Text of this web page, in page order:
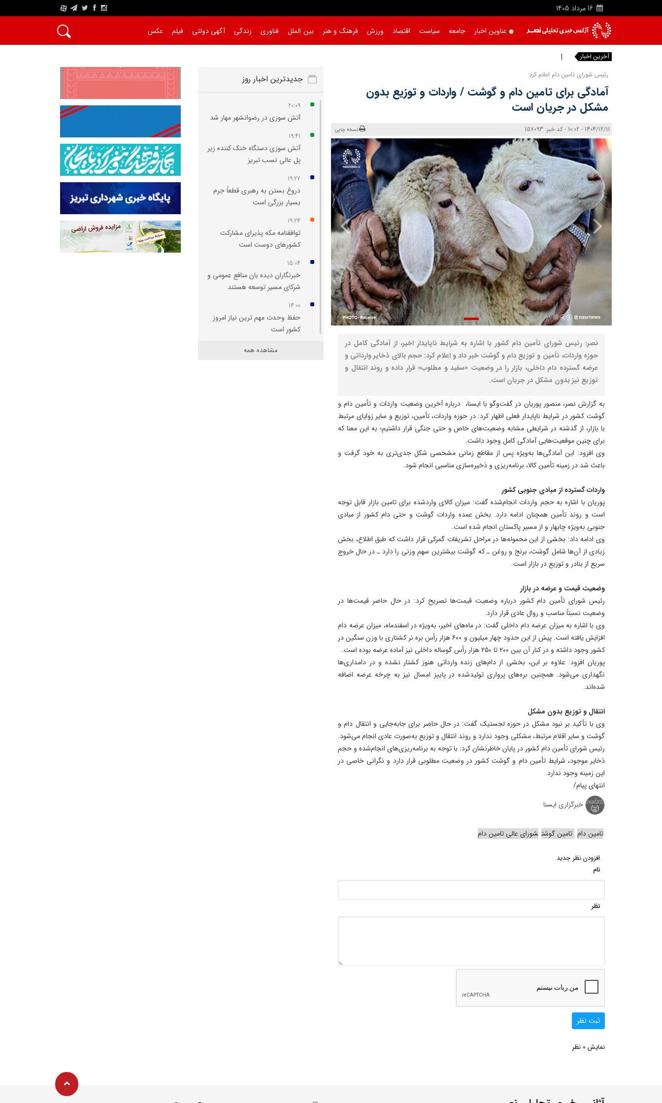
16 مرداد 1405
A
عناوین اخبار جامعه سیاست اقتصاد ورزش فرهنگ و هنر بین الملل فناوری زندگی آگهی دولتی فیلم عکس
آخرین اخبار آتش سوزی
رئیس شورای تامین دام اعلام کرد:
آمادگی برای تامین دام و گوشت / واردات و توزیع بدون
مشکل در جریان است
1404/12/11 - 10:02 - کد خبر: 157093 نسخه چاپی
نصر: رئیس شورای تأمین دام کشور با اشاره به شرایط ناپایدار اخیر، از آمادگی کامل در
حوزه واردات، تأمین و توزیع دام و گوشت خبر داد و اعلام کرد: حجم بالای ذخایر وارداتی و
عرضه گسترده دام داخلی، بازار را در وضعیت «سفید و مطلوب» قرار داده و روند انتقال و
توزیع نیز بدون مشکل در جریان است.
به گزارش نصر، منصور پوریان در گفت‌وگو با ایسنا، درباره آخرین وضعیت واردات و تأمین دام و
گوشت کشور در شرایط ناپایدار فعلی اظهار کرد: در حوزه واردات، تأمین، توزیع و سایر زوایای مرتبط
با بازار، از گذشته در شرایطی مشابه وضعیت‌های خاص و حتی جنگی قرار داشتیم؛ به این معنا که
برای چنین موقعیت‌هایی آمادگی کامل وجود داشت.
وی افزود: این آمادگی‌ها به‌ویژه پس از مقاطع زمانی مشخصی شکل جدی‌تری به خود گرفت و
باعث شد در زمینه تأمین کالا، برنامه‌ریزی و ذخیره‌سازی مناسبی انجام شود.
واردات گسترده از مبادی جنوبی کشور
پوریان با اشاره به حجم واردات انجام‌شده گفت: میزان کالای واردشده برای تامین بازار قابل توجه
است و روند تأمین همچنان ادامه دارد. بخش عمده واردات گوشت و حتی دام کشور از مبادی
جنوبی به‌ویژه چابهار و از مسیر پاکستان انجام شده است.
وی ادامه داد: بخشی از این محموله‌ها در مراحل تشریفات گمرکی قرار داشت که طبق اطلاع، بخش
زیادی از آن‌ها شامل گوشت، برنج و روغن ـ که گوشت بیشترین سهم وزنی را دارد ـ در حال خروج
سریع از بنادر و توزیع در بازار است.
وضعیت قیمت و عرضه در بازار
رئیس شورای تأمین دام کشور درباره وضعیت قیمت‌ها تصریح کرد: در حال حاضر قیمت‌ها در
وضعیت نسبتاً مناسب و روال عادی قرار دارد.
وی با اشاره به میزان عرضه دام داخلی گفت: در ماه‌های اخیر، به‌ویژه در اسفندماه، میزان عرضه دام
افزایش یافته است. پیش از این حدود چهار میلیون و ۶۰۰ هزار رأس بره نر کشتاری با وزن سنگین در
کشور وجود داشته و در کنار آن بین ۲۰۰ تا ۲۵۰ هزار رأس گوساله داخلی نیز آماده عرضه بوده است.
پوریان افزود: علاوه بر این، بخشی از دام‌های زنده وارداتی هنوز کشتار نشده و در دامداری‌ها
نگهداری می‌شود. همچنین بره‌های پرواری تولیدشده در پاییز امسال نیز به چرخه عرضه اضافه
شده‌اند.
انتقال و توزیع بدون مشکل
وی با تأکید بر نبود مشکل در حوزه لجستیک گفت: در حال حاضر برای جابه‌جایی و انتقال دام و
گوشت و سایر اقلام مرتبط، مشکلی وجود ندارد و روند انتقال و توزیع به‌صورت عادی انجام می‌شود.
رئیس شورای تأمین دام کشور در پایان خاطرنشان کرد: با توجه به برنامه‌ریزی‌های انجام‌شده و حجم
ذخایر موجود، شرایط تأمین دام و گوشت کشور در وضعیت مطلوبی قرار دارد و نگرانی خاصی در
این زمینه وجود ندارد.
انتهای پیام/
خبرگزاری ایسنا
تامین دام تامین گوشت شورای عالی تامین دام
افزودن نظر جدید
نام
نظر
ثبت نظر
نمایش 0 نظر
جدیدترین اخبار روز
20:09
آتش سوزی در رضوانشهر مهار شد
19:41
آتش‌ سوزی دستگاه خنک‌ کننده زیر
پل عالی‌ نسب تبریز
19:27
دروغ بستن به رهبری قطعاً جرم
بسیار بزرگی است
19:24
توافقنامه مکه پذیرای مشارکت
کشورهای دوست است
15:04
خبرنگاران دیده‌ بان منافع عمومی و
شرکای مسیر توسعه هستند
14:00
حفظ وحدت مهم‌ ترین نیاز امروز
کشور است
مشاهده همه